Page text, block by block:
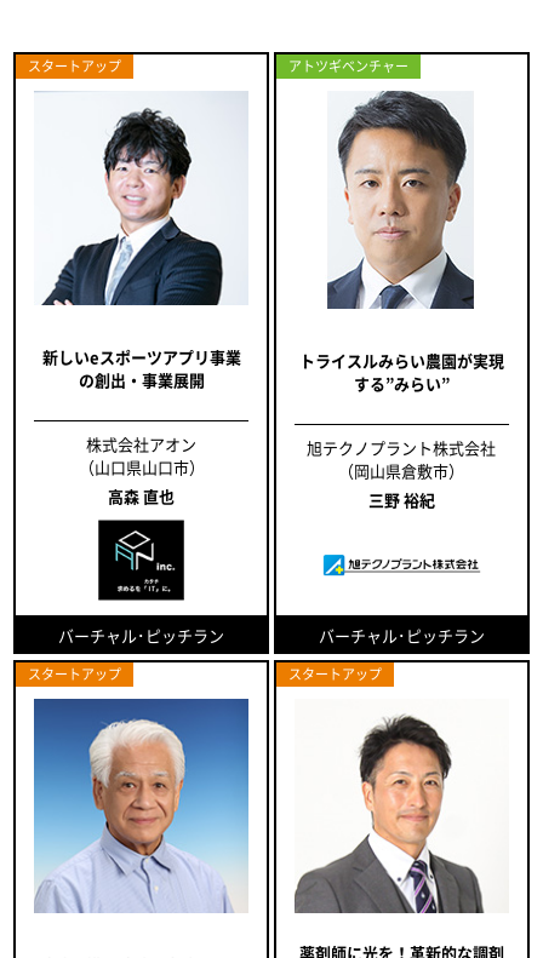
スタートアップ
新しいeスポーツアプリ事業
の創出・事業展開
株式会社アオン
（山口県山口市）
高森 直也
バーチャル･ピッチラン
アトツギベンチャー
トライスルみらい農園が実現
する”みらい”
旭テクノプラント株式会社
（岡山県倉敷市）
三野 裕紀
バーチャル･ピッチラン
スタートアップ スタートアップ
薬剤師に光を！革新的な調剤